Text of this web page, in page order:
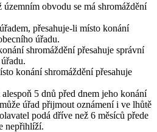
obvodu se má shromáždění
přesahuje-li místo konání
úřadu.
shromáždění přesahuje správní
konání shromáždění přesahuje
5 dnů před dnem jeho konání
úřad přijmout oznámení i ve lhůtě
podá dříve než 6 měsíců přede
nepřihlíží.